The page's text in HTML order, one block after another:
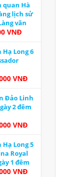
quan Hà
lịch sử
văn
tộc Việt
VNĐ
Long 6
VNĐ
Đảo Linh
2 đêm
VNĐ
Long 5
Royal
1 đêm
VNĐ